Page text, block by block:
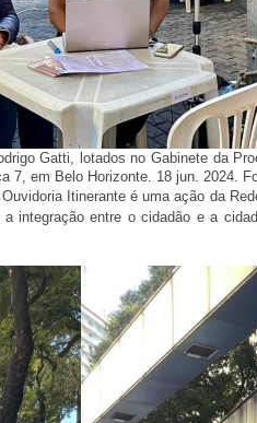
Gatti, lotados no Gabinete da
7, em Belo Horizonte. 18 jun. 2024.
Itinerante é uma ação da
integração entre o cidadão e a